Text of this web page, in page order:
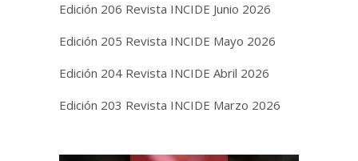
Edición 206 Revista INCIDE Junio 2026
Edición 205 Revista INCIDE Mayo 2026
Edición 204 Revista INCIDE Abril 2026
Edición 203 Revista INCIDE Marzo 2026